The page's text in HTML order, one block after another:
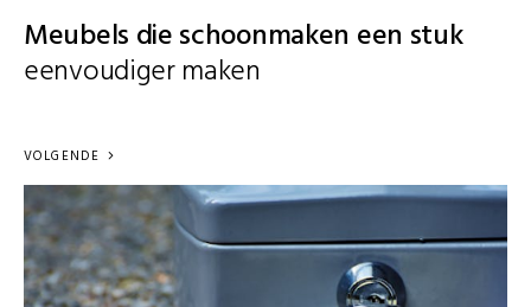
Meubels die schoonmaken een stuk
eenvoudiger maken
VOLGENDE